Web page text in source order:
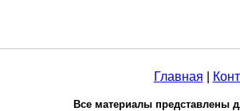
Главная
Все материалы представлены